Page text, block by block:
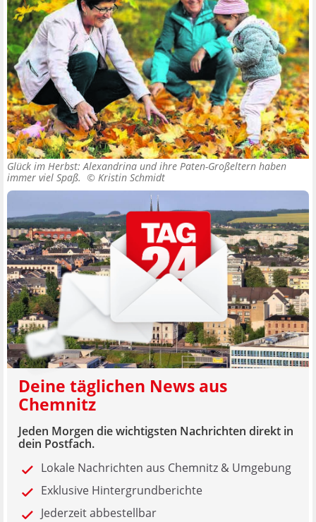
Glück im Herbst: Alexandrina und ihre Paten-Großeltern haben
immer viel Spaß. © Kristin Schmidt
Deine täglichen News aus
Chemnitz
Jeden Morgen die wichtigsten Nachrichten direkt in
dein Postfach.
Lokale Nachrichten aus Chemnitz & Umgebung
Exklusive Hintergrundberichte
Jederzeit abbestellbar